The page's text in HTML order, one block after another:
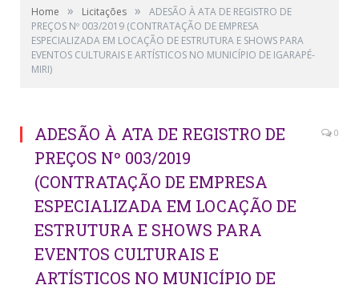
Home » Licitações »
ADESÃO À ATA DE REGISTRO DE
PREÇOS Nº 003/2019 (CONTRATAÇÃO DE EMPRESA
ESPECIALIZADA EM LOCAÇÃO DE ESTRUTURA E SHOWS PARA
EVENTOS CULTURAIS E ARTÍSTICOS NO MUNICÍPIO DE IGARAPÉ-
MIRI)
ADESÃO À ATA DE REGISTRO DE
PREÇOS Nº 003/2019
(CONTRATAÇÃO DE EMPRESA
ESPECIALIZADA EM LOCAÇÃO DE
ESTRUTURA E SHOWS PARA
EVENTOS CULTURAIS E
ARTÍSTICOS NO MUNICÍPIO DE
0